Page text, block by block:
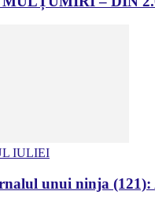
IULIEI
unui ninja (121):